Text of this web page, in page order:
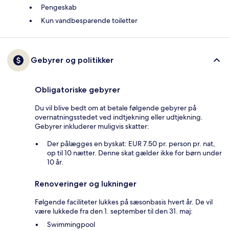
Pengeskab
Kun vandbesparende toiletter
Gebyrer og politikker
Obligatoriske gebyrer
Du vil blive bedt om at betale følgende gebyrer på
overnatningsstedet ved indtjekning eller udtjekning.
Gebyrer inkluderer muligvis skatter:
Der pålægges en byskat: EUR 7.50 pr. person pr. nat,
op til 10 nætter. Denne skat gælder ikke for børn under
10 år.
Renoveringer og lukninger
Følgende faciliteter lukkes på sæsonbasis hvert år. De vil
være lukkede fra den 1. september til den 31. maj:
Swimmingpool